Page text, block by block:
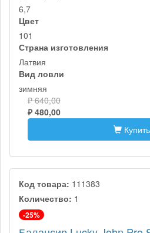
6,7
Цвет
101
Страна изготовления
Латвия
Вид ловли
зимняя
₽ 640,00
₽ 480,00
Купить
Код товара: 111383
Количество: 1
-25%